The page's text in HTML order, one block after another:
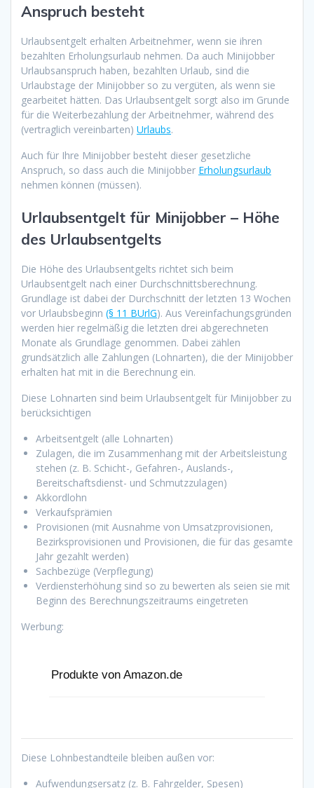
Anspruch besteht
Urlaubsentgelt erhalten Arbeitnehmer, wenn sie ihren
bezahlten Erholungsurlaub nehmen. Da auch Minijobber
Urlaubsanspruch haben, bezahlten Urlaub, sind die
Urlaubstage der Minijobber so zu vergüten, als wenn sie
gearbeitet hätten. Das Urlaubsentgelt sorgt also im Grunde
für die Weiterbezahlung der Arbeitnehmer, während des
(vertraglich vereinbarten) Urlaubs.
Auch für Ihre Minijobber besteht dieser gesetzliche
Anspruch, so dass auch die Minijobber Erholungsurlaub
nehmen können (müssen).
Urlaubsentgelt für Minijobber – Höhe
des Urlaubsentgelts
Die Höhe des Urlaubsentgelts richtet sich beim
Urlaubsentgelt nach einer Durchschnittsberechnung.
Grundlage ist dabei der Durchschnitt der letzten 13 Wochen
vor Urlaubsbeginn (§ 11 BUrlG). Aus Vereinfachungsgründen
werden hier regelmäßig die letzten drei abgerechneten
Monate als Grundlage genommen. Dabei zählen
grundsätzlich alle Zahlungen (Lohnarten), die der Minijobber
erhalten hat mit in die Berechnung ein.
Diese Lohnarten sind beim Urlaubsentgelt für Minijobber zu
berücksichtigen
Arbeitsentgelt (alle Lohnarten)
Zulagen, die im Zusammenhang mit der Arbeitsleistung
stehen (z. B. Schicht-, Gefahren-, Auslands-,
Bereitschaftsdienst- und Schmutzzulagen)
Akkordlohn
Verkaufsprämien
Provisionen (mit Ausnahme von Umsatzprovisionen,
Bezirksprovisionen und Provisionen, die für das gesamte
Jahr gezahlt werden)
Sachbezüge (Verpflegung)
Verdiensterhöhung sind so zu bewerten als seien sie mit
Beginn des Berechnungszeitraums eingetreten
Werbung:
Produkte von Amazon.de
Diese Lohnbestandteile bleiben außen vor:
Aufwendungsersatz (z. B. Fahrgelder, Spesen)